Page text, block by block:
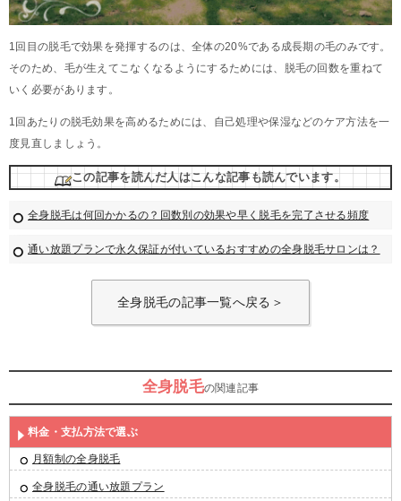
1回目の脱毛で効果を発揮するのは、全体の20%である成長期の毛のみです。
そのため、毛が生えてこなくなるようにするためには、脱毛の回数を重ねて
いく必要があります。
1回あたりの脱毛効果を高めるためには、自己処理や保湿などのケア方法を一
度見直しましょう。
この記事を読んだ人はこんな記事も読んでいます。
全身脱毛は何回かかるの？回数別の効果や早く脱毛を完了させる頻度
通い放題プランで永久保証が付いているおすすめの全身脱毛サロンは？
全身脱毛の記事一覧へ戻る＞
全身脱毛の関連記事
料金・支払方法で選ぶ
月額制の全身脱毛
全身脱毛の通い放題プラン